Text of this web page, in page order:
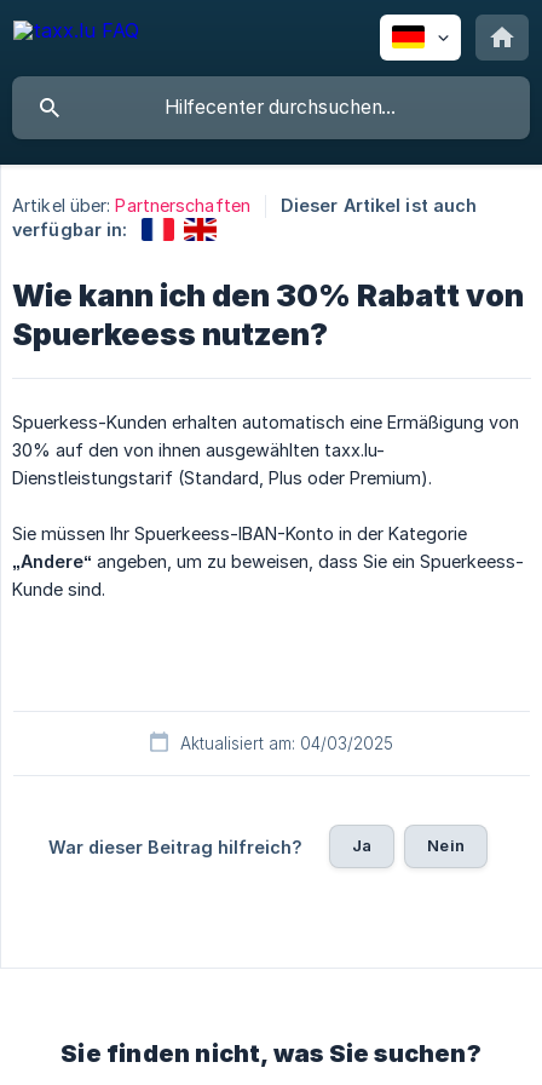
Artikel über: Partnerschaften
Dieser Artikel ist auch
verfügbar in:
Wie kann ich den 30% Rabatt von
Spuerkeess nutzen?
Spuerkess-Kunden erhalten automatisch eine Ermäßigung von
30% auf den von ihnen ausgewählten taxx.lu-
Dienstleistungstarif (Standard, Plus oder Premium).
Sie müssen Ihr Spuerkeess-IBAN-Konto in der Kategorie
„Andere“ angeben, um zu beweisen, dass Sie ein Spuerkeess-
Kunde sind.
Aktualisiert am: 04/03/2025
War dieser Beitrag hilfreich? Ja Nein
Sie finden nicht, was Sie suchen?